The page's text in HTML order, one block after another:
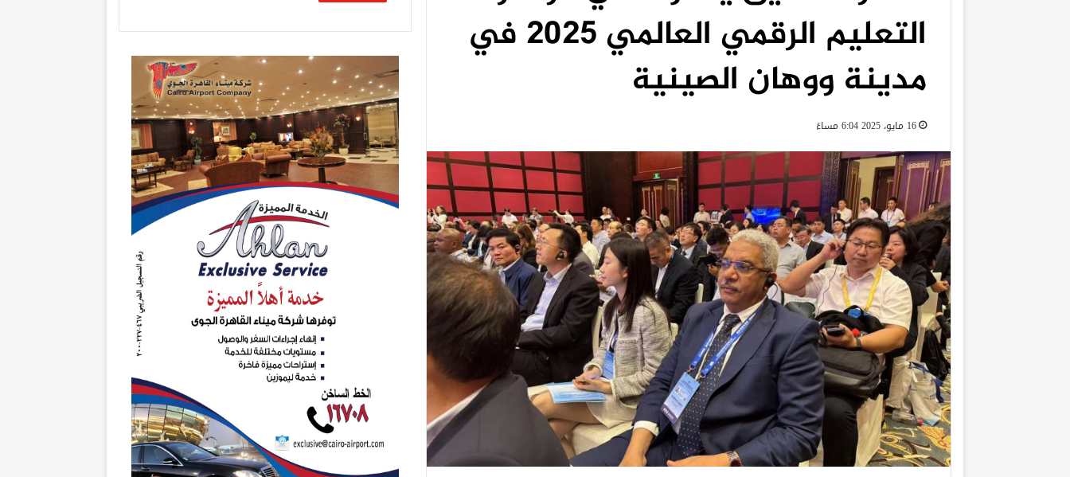
التعليم الرقمي العالمي 2025 في
مدينة ووهان الصينية
16 مايو، 2025 6:04 مساءً